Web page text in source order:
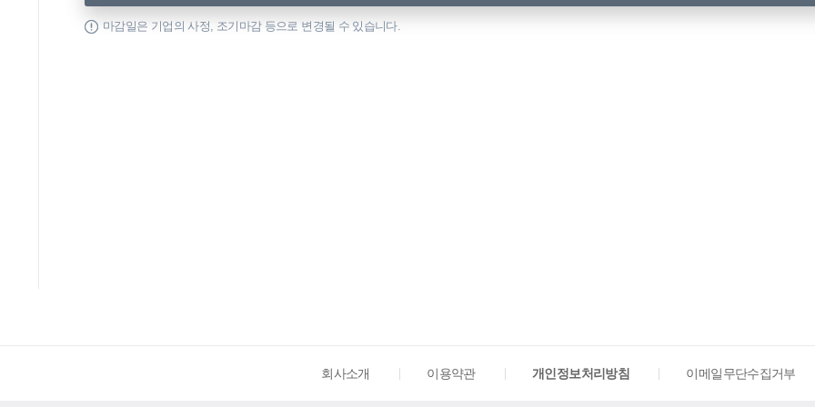
마감일은 기업의 사정, 조기마감 등으로 변경될 수 있습니다.
회사소개 이용약관 개인정보처리방침 이메일무단수집거부